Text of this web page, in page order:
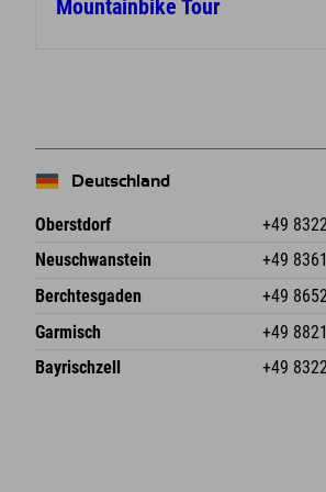
Mountainbike Tour
Deutschland
Oberstdorf +49
An der Breitach 3
Deutschland
Neuschwanstein +49
An der Riese 45
87484 Nesselwang im Allgäu
Deutschland
Berchtesgaden +49
Hofreitstr. 7
Deutschland
Garmisch +49
Frickenstraße 22
82490 Farchant
Bayrischzell +49